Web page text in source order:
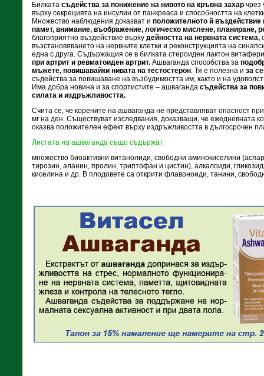
Билката съдейства за понижение на нивото на кръвна захар чрез
върху секрецията на инсулин от панкреаса и способността на
Множество наблюдения доказват и положителното й въздействие
памет, внимание, въображение, логическо мислене, планиране,
благоприятно въздействие върху дейността на нервната система,
възстановяването на нервните клетки и реконструкцията на
една с друга. Съдържащия се в билката стероиден лактон
при артрит и ревматоиден артрит. Ашваганда способства за
мъжете, повишавайки нивата на тестостерон. Тя е полезна и за
съдейства за повишаване на възбудимостта им, както и на
Има добра новина и за спортистите – ашваганда съдейства за
силата и издръжливостта.
Счита се, че корените на ашваганда не представляват опасност
мг на ден. Съществуват изследвания, доказващи, че ежедневната
оказва положителен ефект върху издръжливостта в дългосрочен
Листата на ашваганда също съдържат
множество биоактивни витанолиди, свободни аминокиселини
тирозин, аланин, пролин, триптофан и цистин), алкалоиди,
киселина и др. В плодовете са открити флавоноиди, танини,